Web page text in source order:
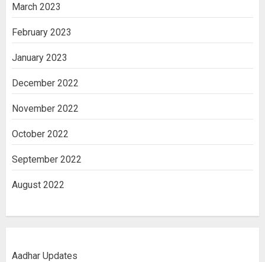
March 2023
February 2023
January 2023
December 2022
November 2022
October 2022
September 2022
August 2022
Aadhar Updates